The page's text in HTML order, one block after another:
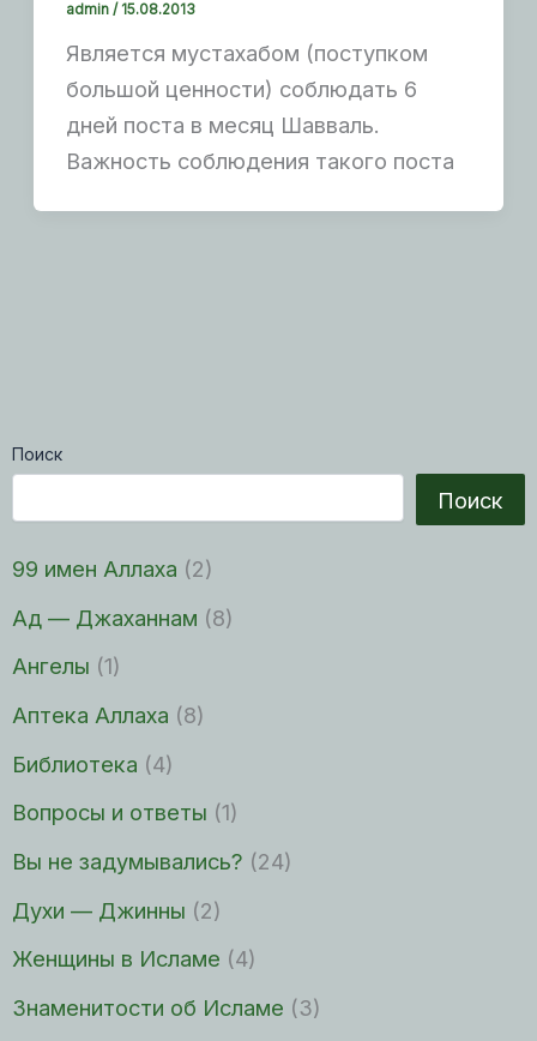
Поиск
Поиск
99 имен Аллаха (2)
Ад — Джаханнам (8)
Ангелы (1)
Аптека Аллаха (8)
Библиотека (4)
Вопросы и ответы (1)
Вы не задумывались? (24)
Духи — Джинны (2)
Женщины в Исламе (4)
Знаменитости об Исламе (3)
admin/ 15.08.2013
Является мустахабом (поступком
большой ценности) соблюдать 6
дней поста в месяц Шавваль.
Важность соблюдения такого поста